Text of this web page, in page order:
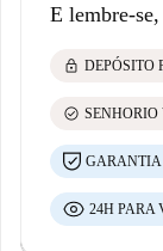
E lembre-
lock DEPÓSITO
check_circle
GARANTIA
24H PARA